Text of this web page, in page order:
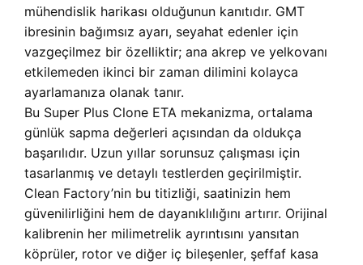
mühendislik harikası olduğunun kanıtıdır. GMT
ibresinin bağımsız ayarı, seyahat edenler için
vazgeçilmez bir özelliktir; ana akrep ve yelkovanı
etkilemeden ikinci bir zaman dilimini kolayca
ayarlamanıza olanak tanır.
Bu Super Plus Clone ETA mekanizma, ortalama
günlük sapma değerleri açısından da oldukça
başarılıdır. Uzun yıllar sorunsuz çalışması için
tasarlanmış ve detaylı testlerden geçirilmiştir.
Clean Factory’nin bu titizliği, saatinizin hem
güvenilirliğini hem de dayanıklılığını artırır. Orijinal
kalibrenin her milimetrelik ayrıntısını yansıtan
köprüler, rotor ve diğer iç bileşenler, şeffaf kasa